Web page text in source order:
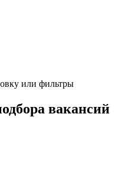
или фильтры
вакансий